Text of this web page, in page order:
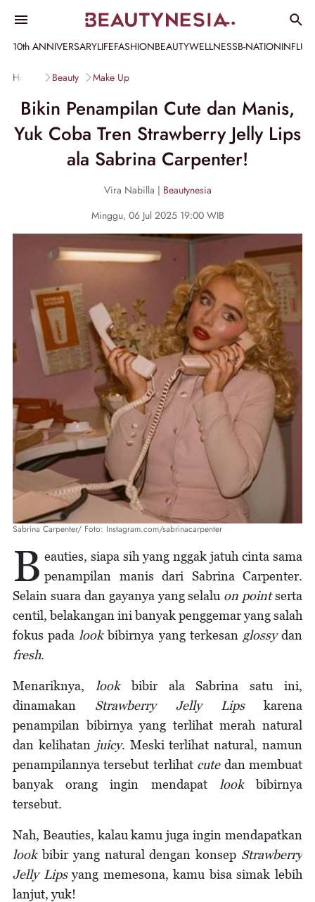
10th ANNIVERSARYLIFEFASHIONBEAUTYWELLNESSB-NATION
Home Beauty Make Up
Bikin Penampilan Cute dan Manis,
Yuk Coba Tren Strawberry Jelly Lips
ala Sabrina Carpenter!
Vira Nabilla | Beautynesia
Minggu, 06 Jul 2025 19:00 WIB
Sabrina Carpenter/ Foto: Instagram.com/sabrinacarpenter
B eauties, siapa sih yang nggak jatuh cinta sama
penampilan manis dari Sabrina Carpenter.
Selain suara dan gayanya yang selalu on pointserta
centil, belakangan ini banyak penggemar yang salah
fokus pada lookbibirnya yang terkesan glossydan
fresh.
Menariknya, lookbibir ala Sabrina satu ini,
dinamakan Strawberry Jelly Lipskarena
penampilan bibirnya yang terlihat merah natural
dan kelihatan juicy. Meski terlihat natural, namun
penampilannya tersebut terlihat cutedan membuat
banyak orang ingin mendapat
lookbibirnya
tersebut.
Nah, Beauties, kalau kamu juga ingin mendapatkan
lookbibir yang natural dengan konsep Strawberry
Jelly Lipsyang memesona, kamu bisa simak lebih
lanjut, yuk!